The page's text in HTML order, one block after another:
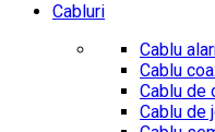
Cabluri
Cablu
Cablu
Cablu de
Cablu de